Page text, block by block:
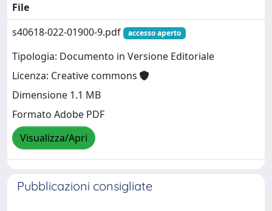
File
s40618-022-01900-9.pdf
accesso aperto
Tipologia: Documento in Versione Editoriale
Licenza: Creative commons
Dimensione 1.1 MB
Formato Adobe PDF
Visualizza/Apri
Pubblicazioni consigliate